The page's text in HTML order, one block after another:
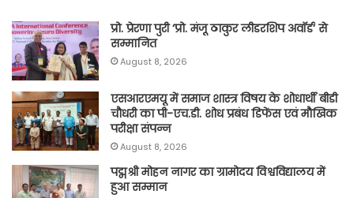
प्रो. प्रेरणा पुरी ‘प्रो. मंजू ठाकुर लीडरशिप अवॉर्ड’ से
सम्मानित
August 8, 2026
एसआरएमयू में समाज शास्त्र विषय के शोधार्थी बीडी
चौधरी का पी-एच.डी. शोध प्रबंध डिफेंस एवं मौखिक
परीक्षा संपन्न
August 8, 2026
पद्मश्री मोहन नागर का ग्रामोदय विश्वविद्यालय में
हुआ सम्मान